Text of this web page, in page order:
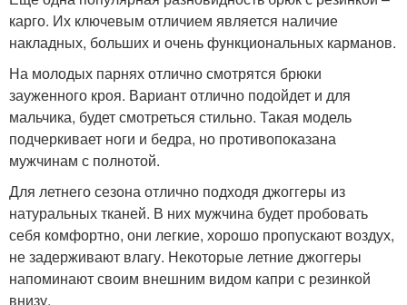
карго. Их ключевым отличием является наличие
накладных, больших и очень функциональных карманов.
На молодых парнях отлично смотрятся брюки
зауженного кроя. Вариант отлично подойдет и для
мальчика, будет смотреться стильно. Такая модель
подчеркивает ноги и бедра, но противопоказана
мужчинам с полнотой.
Для летнего сезона отлично подходя джоггеры из
натуральных тканей. В них мужчина будет пробовать
себя комфортно, они легкие, хорошо пропускают воздух,
не задерживают влагу. Некоторые летние джоггеры
напоминают своим внешним видом капри с резинкой
внизу.